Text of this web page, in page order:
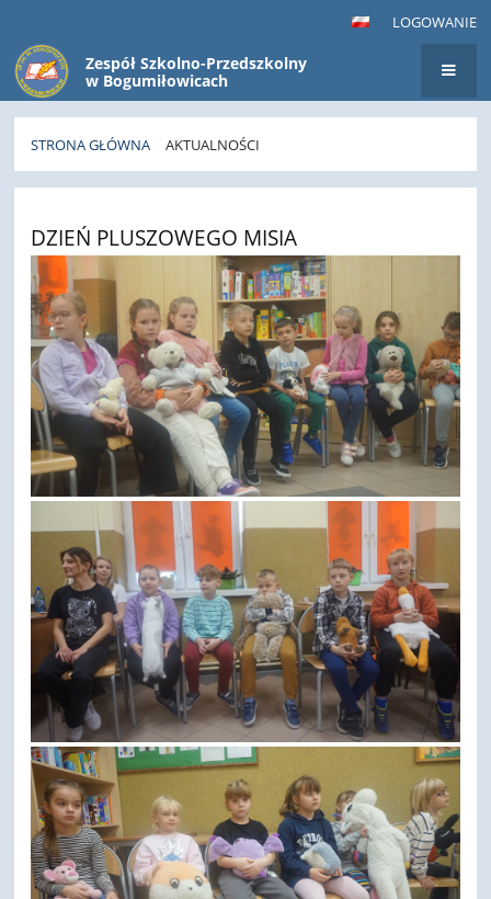
LOGOWANIE
Zespół Szkolno-Przedszkolny
w Bogumiłowicach
STRONA GŁÓWNA AKTUALNOŚCI
DZIEŃ PLUSZOWEGO MISIA